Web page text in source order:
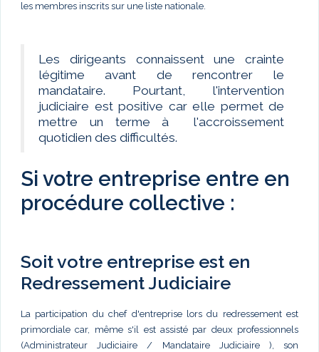
les membres inscrits sur une liste nationale.
Les dirigeants connaissent une crainte
légitime avant de rencontrer le
mandataire. Pourtant, l'intervention
judiciaire est positive car elle permet de
mettre un terme à l'accroissement
quotidien des difficultés.
Si votre entreprise entre en
procédure collective :
Soit votre entreprise est en
Redressement Judiciaire
La participation du chef d'entreprise lors du redressement est
primordiale car, même s'il est assisté par deux professionnels
(Administrateur Judiciaire / Mandataire Judiciaire ), son